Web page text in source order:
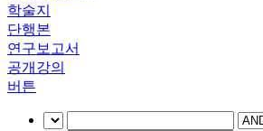
학술지
단행본
연구보고서
공개강의
버튼